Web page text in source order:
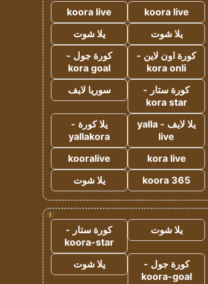
koora live
koora live
يلا شوت
يلا شوت
كورة اون لاين -
kora onli
كورة جول -
kora goal
كورة ستار -
kora star
سوريا لايف
يلا لايف - yalla
live
يلا كورة -
yallakora
kora live
kooralive
koora 365
يلا شوت
!
يلا شوت
كورة ستار -
koora-star
كورة جول -
koora-goal
يلا شوت